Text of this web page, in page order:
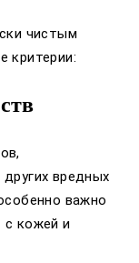
чистым
критерии:
вредных
важно
кожей и